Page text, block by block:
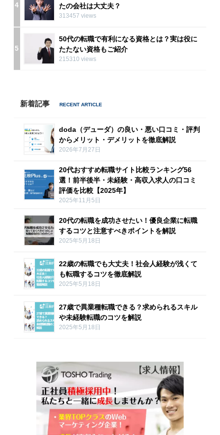
4
たの会社は大丈夫？
313457 views
5
50代の転職で有利になる資格とは？実は役に
たたない資格もご紹介
215310 views
新着記事
doda（デューダ）の良い・悪い口コミ・評判
からメリット・デメリットを徹底解説
2026年7月27日
20代おすすめ転職サイト比較ランキング56
選！前半後半・未経験・高収入求人の口コミ
評価を比較【2025年】
2025年11月5日
20代の転職を成功させたい！優良企業に転職
するコツと注意すべきポイントを解説
2025年5月18日
22歳の転職でも大丈夫！社会人経験が浅くて
も転職するコツを徹底解説
2025年5月18日
27歳で異業種転職できる？求められるスキル
や未経験転職のコツを解説
2025年5月18日